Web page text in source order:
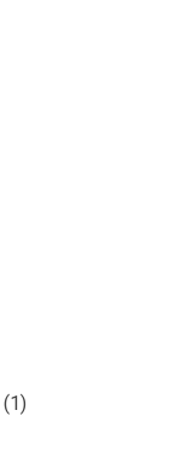
(1)